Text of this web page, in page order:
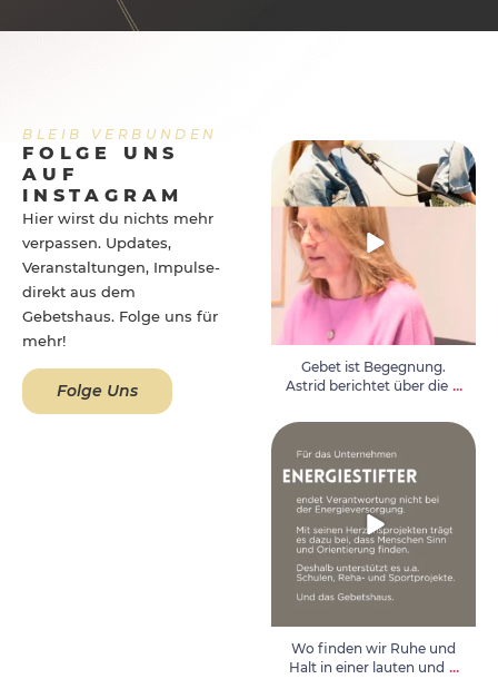
BLEIB VERBUNDEN
FOLGE UNS
AUF
INSTAGRAM
Hier wirst du nichts mehr
verpassen. Updates,
Veranstaltungen, Impulse-
direkt aus dem
Gebetshaus. Folge uns für
mehr!
Folge Uns
Gebet ist Begegnung. Astrid
berichtet über die...
Gebet ist Begegnung.
Astrid berichtet über die ...
in einer lauten und
Wo finden wir Ruhe und
Halt in einer lauten und ...